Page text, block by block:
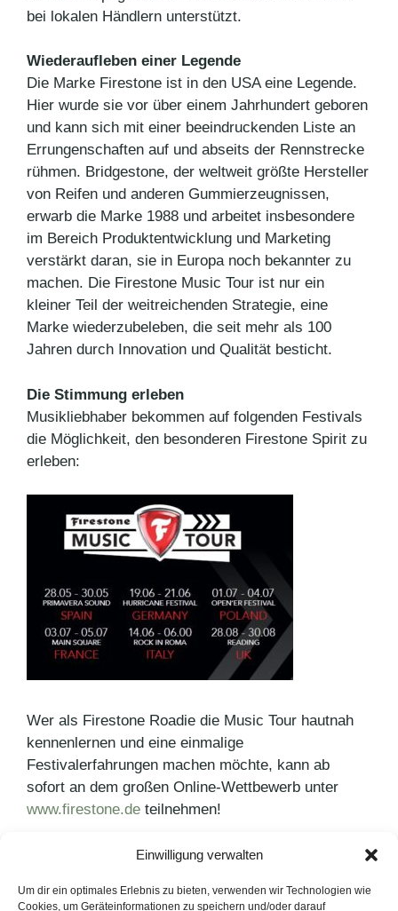
Einwilligung verwalten
Um dir ein optimales Erlebnis zu bieten, verwenden wir Technologien wie
Cookies, um Geräteinformationen zu speichern und/oder darauf
bei lokalen Händlern unterstützt.
Wiederaufleben einer Legende
Die Marke Firestone ist in den USA eine Legende.
Hier wurde sie vor über einem Jahrhundert geboren
und kann sich mit einer beeindruckenden Liste an
Errungenschaften auf und abseits der Rennstrecke
rühmen. Bridgestone, der weltweit größte Hersteller
von Reifen und anderen Gummierzeugnissen,
erwarb die Marke 1988 und arbeitet insbesondere
im Bereich Produktentwicklung und Marketing
verstärkt daran, sie in Europa noch bekannter zu
machen. Die Firestone Music Tour ist nur ein
kleiner Teil der weitreichenden Strategie, eine
Marke wiederzubeleben, die seit mehr als 100
Jahren durch Innovation und Qualität besticht.
Die Stimmung erleben
Musikliebhaber bekommen auf folgenden Festivals
die Möglichkeit, den besonderen Firestone Spirit zu
erleben:
Wer als Firestone Roadie die Music Tour hautnah
kennenlernen und eine einmalige
Festivalerfahrungen machen möchte, kann ab
sofort an dem großen Online-Wettbewerb unter
www.firestone.de teilnehmen!
,Pressemitteilungen
Schlagwörter
Firestone